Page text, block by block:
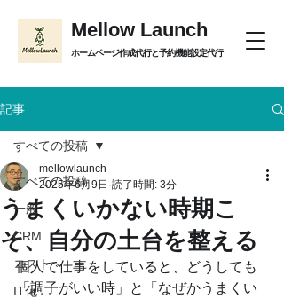
ホームページ作成代行と予約機能設定代行
Mellow Launch
記事
すべての投稿
一般
CRM
コスト
IT化
すべての投稿
うまくいかない時期こ
そ、自分の土台を整える
mellowlaunch
2025年6月9日 読了時間: 3分
個人で仕事をしていると、どうしても
「調子がいい時」と「なぜかうまくい